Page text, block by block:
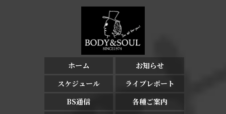
ホーム
お知らせ
スケジュール
ライブレポート
BS通信
各種ご案内